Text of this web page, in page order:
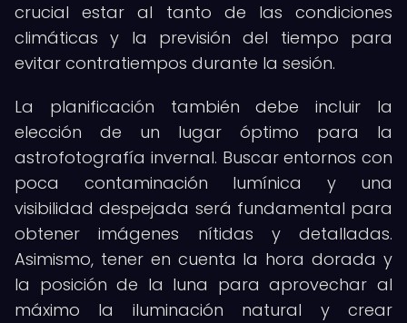
crucial estar al tanto de las condiciones
climáticas y la previsión del tiempo para
evitar contratiempos durante la sesión.
La planificación también debe incluir la
elección de un lugar óptimo para la
astrofotografía invernal. Buscar entornos con
poca contaminación lumínica y una
visibilidad despejada será fundamental para
obtener imágenes nítidas y detalladas.
Asimismo, tener en cuenta la hora dorada y
la posición de la luna para aprovechar al
máximo la iluminación natural y crear